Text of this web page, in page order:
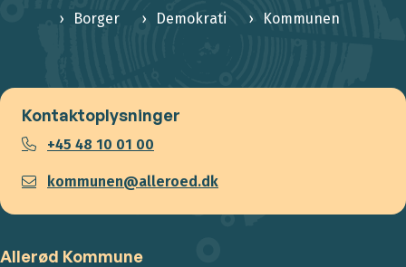
Borger Demokrati Kommunen
Kontaktoplysninger
+45 48 10 01 00
kommunen@alleroed.dk
Allerød Kommune